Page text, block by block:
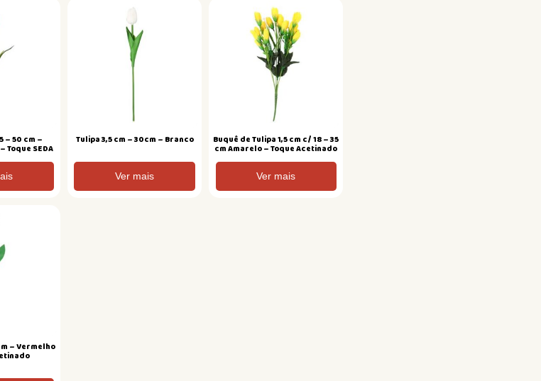
– 50 cm –
Toque SEDA
Tulipa 3,5 cm – 30cm – Branco
Ver mais
Buquê de Tulipa 1,5 cm c/ 18 – 35
cm Amarelo – Toque Acetinado
Ver mais
– Vermelho